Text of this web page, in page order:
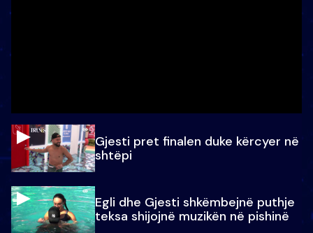
Gjesti pret finalen duke kërcyer në
shtëpi
Egli dhe Gjesti shkëmbejnë puthje
teksa shijojnë muzikën në pishinë